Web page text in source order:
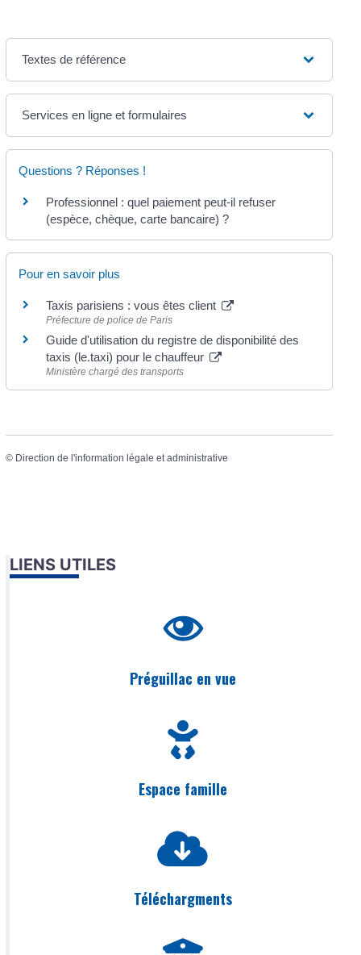
Textes de référence
Services en ligne et formulaires
Questions ? Réponses !
Professionnel : quel paiement peut-il refuser
(espèce, chèque, carte bancaire) ?
Pour en savoir plus
Taxis parisiens : vous êtes client
Préfecture de police de Paris
Guide d'utilisation du registre de disponibilité des
taxis (le.taxi) pour le chauffeur
Ministère chargé des transports
© Direction de l'information légale et administrative
LIENS UTILES
Préguillac en vue
Espace famille
Téléchargments